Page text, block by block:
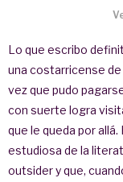
Lo que escribo
una costarricense de
vez que pudo
con suerte logra
que le queda por
estudiosa de la
outsider y que,